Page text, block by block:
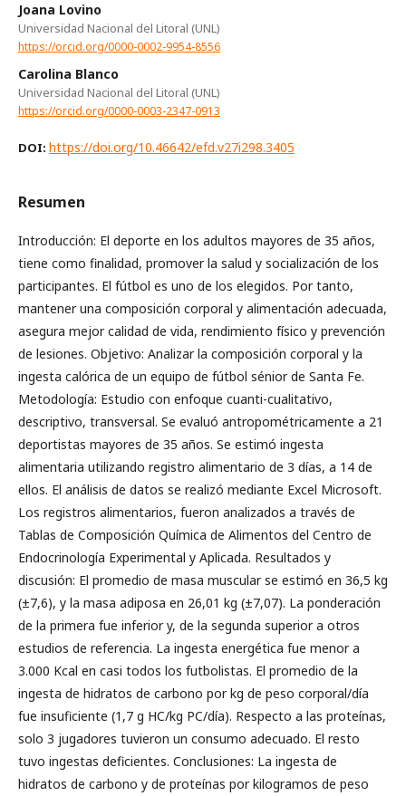
Joana Lovino
Universidad Nacional del Litoral (UNL)
https://orcid.org/0000-0002-9954-8556
Carolina Blanco
Universidad Nacional del Litoral (UNL)
https://orcid.org/0000-0003-2347-0913
DOI: https://doi.org/10.46642/efd.v27i298.3405
Resumen
Introducción: El deporte en los adultos mayores de 35 años,
tiene como finalidad, promover la salud y socialización de los
participantes. El fútbol es uno de los elegidos. Por tanto,
mantener una composición corporal y alimentación adecuada,
asegura mejor calidad de vida, rendimiento físico y prevención
de lesiones. Objetivo: Analizar la composición corporal y la
ingesta calórica de un equipo de fútbol sénior de Santa Fe.
Metodología: Estudio con enfoque cuanti-cualitativo,
descriptivo, transversal. Se evaluó antropométricamente a 21
deportistas mayores de 35 años. Se estimó ingesta
alimentaria utilizando registro alimentario de 3 días, a 14 de
ellos. El análisis de datos se realizó mediante Excel Microsoft.
Los registros alimentarios, fueron analizados a través de
Tablas de Composición Química de Alimentos del Centro de
Endocrinología Experimental y Aplicada. Resultados y
discusión: El promedio de masa muscular se estimó en 36,5 kg
(±7,6), y la masa adiposa en 26,01 kg (±7,07). La ponderación
de la primera fue inferior y, de la segunda superior a otros
estudios de referencia. La ingesta energética fue menor a
3.000 Kcal en casi todos los futbolistas. El promedio de la
ingesta de hidratos de carbono por kg de peso corporal/día
fue insuficiente (1,7 g HC/kg PC/día). Respecto a las proteínas,
solo 3 jugadores tuvieron un consumo adecuado. El resto
tuvo ingestas deficientes. Conclusiones: La ingesta de
hidratos de carbono y de proteínas por kilogramos de peso